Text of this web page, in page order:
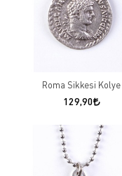
Roma Sikkesi Kolye
129,90